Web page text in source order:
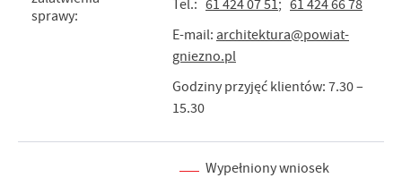
sprawy:
Tel.: 61 424 07 51; 61 424 66 78
E-mail: architektura@powiat-
gniezno.pl
Godziny przyjęć klientów: 7.30 –
15.30
Wypełniony wniosek